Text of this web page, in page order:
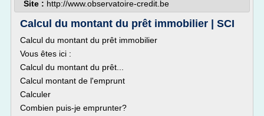
Site : http://www.observatoire-credit.be
Calcul du montant du prêt immobilier | SCI
Calcul du montant du prêt immobilier
Vous êtes ici :
Calcul du montant du prêt...
Calcul montant de l'emprunt
Calculer
Combien puis-je emprunter?